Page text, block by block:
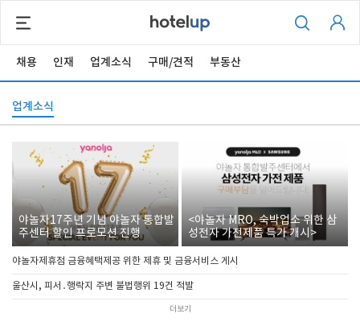
채용 인재 업계소식 구매/견적 부동산
업계소식
야놀자17주년 기념 야놀자 통합발
주센터 할인 프로모션 진행
<야놀자 MRO, 숙박업소 위한 삼
성전자 가전제품 특가 개시>
야놀자제휴점 금융혜택제공 위한 제휴 및 금융서비스 게시
울산시, 피서․행락지 주변 불법행위 19건 적발
더보기